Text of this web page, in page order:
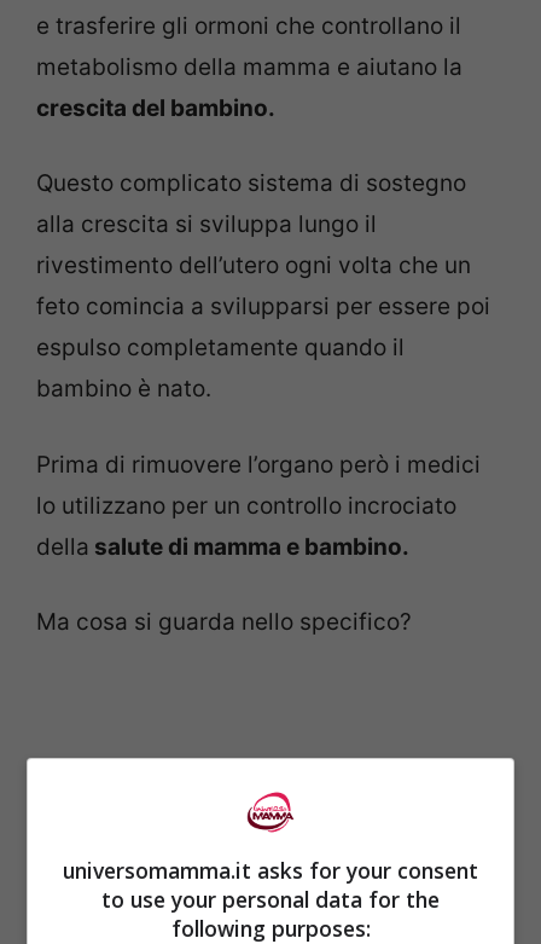
e trasferire gli ormoni che controllano il
metabolismo della mamma e aiutano la
crescita del bambino.
Questo complicato sistema di sostegno
alla crescita si sviluppa lungo il
rivestimento dell’utero ogni volta che un
feto comincia a svilupparsi per essere poi
espulso completamente quando il
bambino è nato.
Prima di rimuovere l’organo però i medici
lo utilizzano per un controllo incrociato
della salute di mamma e bambino.
Ma cosa si guarda nello specifico?
universomamma.it asks for your consent
to use your personal data for the
following purposes: